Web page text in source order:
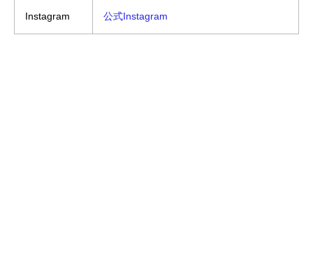
Instagram 公式Instagram